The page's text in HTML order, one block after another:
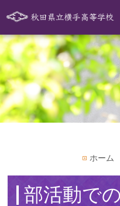
ホーム
部活動で